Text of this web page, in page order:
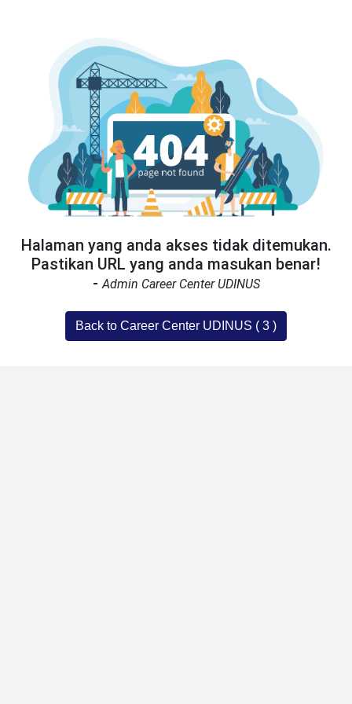
Halaman yang anda akses tidak ditemukan.
Pastikan URL yang anda masukan benar!
-Admin Career Center UDINUS
Back to Career Center UDINUS ( 3 )